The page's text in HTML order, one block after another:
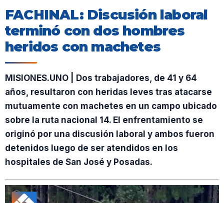
FACHINAL: Discusión laboral
terminó con dos hombres
heridos con machetes
MISIONES.UNO | Dos trabajadores, de 41 y 64
años, resultaron con heridas leves tras atacarse
mutuamente con machetes en un campo ubicado
sobre la ruta nacional 14. El enfrentamiento se
originó por una discusión laboral y ambos fueron
detenidos luego de ser atendidos en los
hospitales de San José y Posadas.